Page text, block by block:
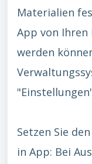
Materialien
App von
werden
Setzen Sie
in App: Bei